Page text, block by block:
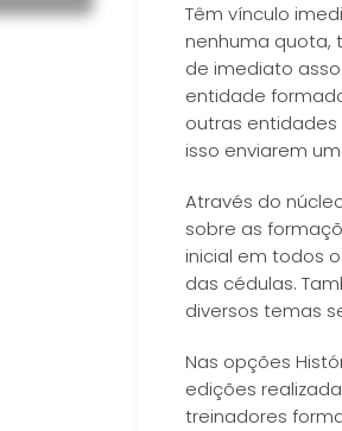
Têm vínculo
nenhuma quota,
de imediato
entidade
outras
isso enviarem
Através do
sobre as
inicial em todos
das cédulas.
diversos temas
Nas opções
edições
treinadores